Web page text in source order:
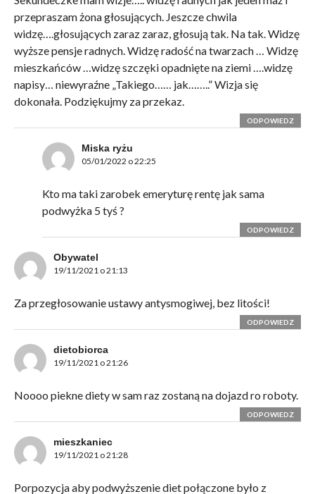
przepraszam żona głosujących. Jeszcze chwila
widzę….głosujących zaraz zaraz, głosują tak. Na tak. Widzę
wyższe pensje radnych. Widzę radość na twarzach … Widzę
mieszkańców …widzę szczęki opadnięte na ziemi ….widzę
napisy… niewyraźne „Takiego…… jak……..” Wizja się
dokonała. Podziękujmy za przekaz.
ODPOWIEDZ
Miska ryżu
05/01/2022 o 22:25
Kto ma taki zarobek emeryturę rentę jak sama
podwyżka 5 tyś ?
ODPOWIEDZ
Obywatel
19/11/2021 o 21:13
Za przegłosowanie ustawy antysmogiwej, bez litości!
ODPOWIEDZ
dietobiorca
19/11/2021 o 21:26
Noooo piekne diety w sam raz zostaną na dojazd ro roboty.
ODPOWIEDZ
mieszkaniec
19/11/2021 o 21:28
Porpozycja aby podwyższenie diet połączone było z